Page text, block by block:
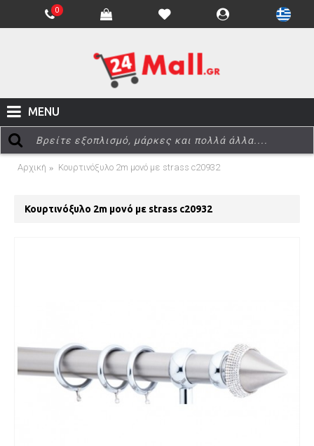
0
MENU
Αρχική Κουρτινόξυλο 2m μονό με strass c20932
Κουρτινόξυλο 2m μονό με strass c20932